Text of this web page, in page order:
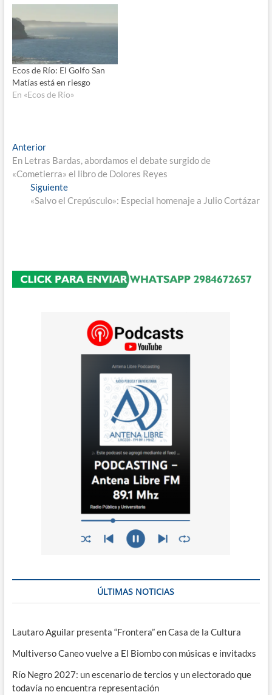
Ecos de Río: El Golfo San
Matías está en riesgo
En «Ecos de Río»
Navegación
de
entradas
AnteriorEntrada
anterior:
En Letras Bardas, abordamos el debate surgido de
«Cometierra» el libro de Dolores Reyes
SiguienteEntrada
siguiente:
«Salvo el Crepúsculo»: Especial homenaje a Julio Cortázar
ÚLTIMAS NOTICIAS
Lautaro Aguilar presenta “Frontera” en Casa de la Cultura
Multiverso Caneo vuelve a El Biombo con músicas e invitadxs
Río Negro 2027: un escenario de tercios y un electorado que
todavía no encuentra representación